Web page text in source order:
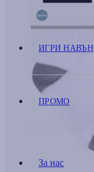
ИГРИ НАВЪН
ПРОМО
За нас